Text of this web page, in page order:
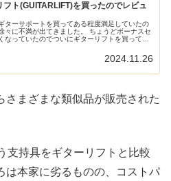
フト(GUITARLIFT)を買ったのでレビュ
ターサポートを買ってある程度満足していたの
満が出てきました。 ちょうどボーナスセ
なっていたのでついにギターリフトを買ってみ
2024.11.26
さまざまな類似品が販売された
支持具をギターリフトと比較
は本家に劣るものの、コストパ